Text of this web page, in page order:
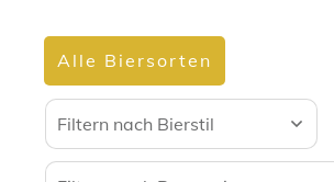
Alle Biersorten
Filtern nach Bierstil